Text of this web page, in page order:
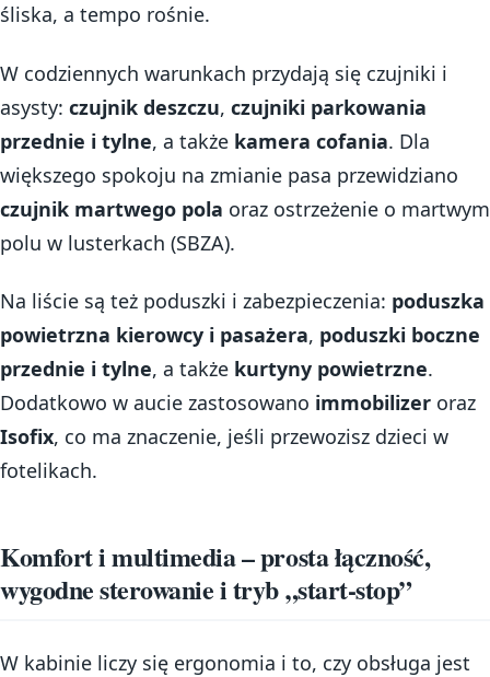
śliska, a tempo rośnie.
W codziennych warunkach przydają się czujniki i
asysty: czujnik deszczu, czujniki parkowania
przednie i tylne, a także kamera cofania. Dla
większego spokoju na zmianie pasa przewidziano
czujnik martwego pola oraz ostrzeżenie o martwym
polu w lusterkach (SBZA).
Na liście są też poduszki i zabezpieczenia: poduszka
powietrzna kierowcy i pasażera, poduszki boczne
przednie i tylne, a także kurtyny powietrzne.
Dodatkowo w aucie zastosowano immobilizer oraz
Isofix, co ma znaczenie, jeśli przewozisz dzieci w
fotelikach.
Komfort i multimedia – prosta łączność,
wygodne sterowanie i tryb „start-stop”
W kabinie liczy się ergonomia i to, czy obsługa jest